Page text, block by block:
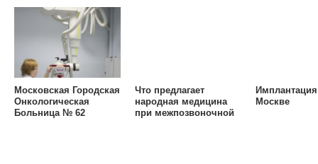
Московская Городская
Онкологическая
Больница № 62
Что предлагает
народная медицина
при межпозвоночной
Москве